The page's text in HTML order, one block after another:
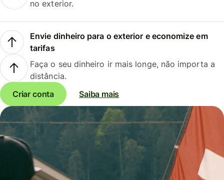
no exterior.
Envie dinheiro para o exterior e economize em
tarifas
Faça o seu dinheiro ir mais longe, não importa a
distância.
Criar conta
Saiba mais